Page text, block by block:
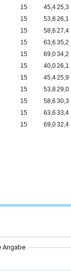
15 45,425,3
15 53,826,1
15 58,6 27,4
15 63,6 35,2
15 69,034,2
15 40,026,1
15 45,425,9
15 53,829,0
15 58,6 30,3
15 63,6 33,4
15 69,032,4
Angabe